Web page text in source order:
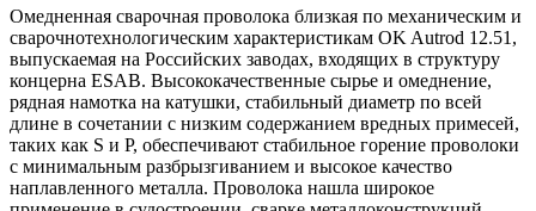
Омедненная сварочная проволока близкая по механическим и
сварочнотехнологическим характеристикам OK Autrod 12.51,
выпускаемая на Российских заводах, входящих в структуру
концерна ESAB. Высококачественные сырье и омеднение,
рядная намотка на катушки, стабильный диаметр по всей
длине в сочетании с низким содержанием вредных примесей,
таких как S и P, обеспечивают стабильное горение проволоки
с минимальным разбрызгиванием и высокое качество
наплавленного металла. Проволока нашла широкое